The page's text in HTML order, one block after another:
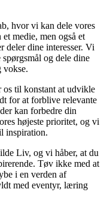
hvor vi kan dele vores
medie, men også et
deler dine interesser. Vi
og dele dine
vokse.
til konstant at udvikle
for at forblive relevante
kan forbedre din
højeste prioritet, og vi
inspiration.
Liv, og vi håber, at du
Tøv ikke med at
i en verden af
med eventyr, læring